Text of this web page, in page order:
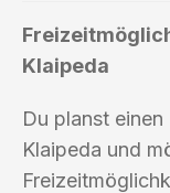
Klaipeda
Du planst
Klaipeda und